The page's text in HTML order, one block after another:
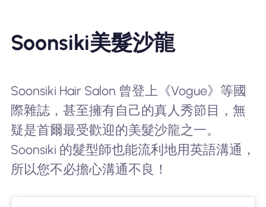
Soonsiki美髮沙龍
Soonsiki Hair Salon 曾登上《Vogue》等國
際雜誌，甚至擁有自己的真人秀節目，無
疑是首爾最受歡迎的美髮沙龍之一。
Soonsiki 的髮型師也能流利地用英語溝通，
所以您不必擔心溝通不良！